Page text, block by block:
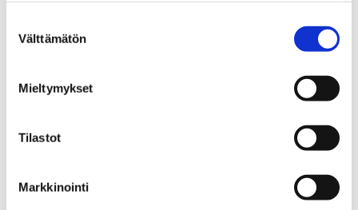
valinta
Välttämätön
Mieltymykset
Tilastot
Markkinointi